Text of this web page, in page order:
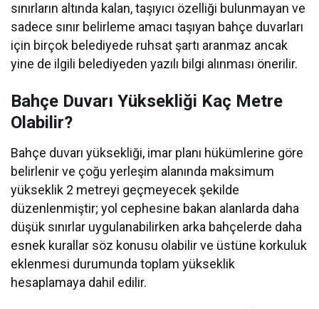
sınırların altında kalan, taşıyıcı özelliği bulunmayan ve
sadece sınır belirleme amacı taşıyan bahçe duvarları
için birçok belediyede ruhsat şartı aranmaz ancak
yine de ilgili belediyeden yazılı bilgi alınması önerilir.
Bahçe Duvarı Yüksekliği Kaç Metre
Olabilir?
Bahçe duvarı yüksekliği, imar planı hükümlerine göre
belirlenir ve çoğu yerleşim alanında maksimum
yükseklik 2 metreyi geçmeyecek şekilde
düzenlenmiştir; yol cephesine bakan alanlarda daha
düşük sınırlar uygulanabilirken arka bahçelerde daha
esnek kurallar söz konusu olabilir ve üstüne korkuluk
eklenmesi durumunda toplam yükseklik
hesaplamaya dahil edilir.